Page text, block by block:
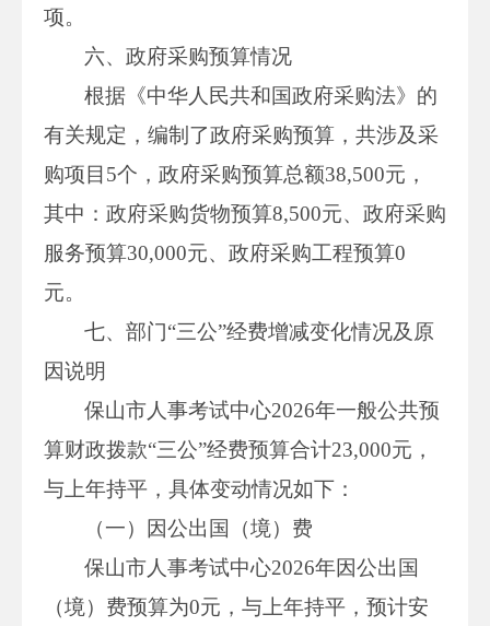
项。
六、政府采购预算情况
根据《中华人民共和国政府采购法》的
有关规定，编制了政府采购预算，共涉及采
购项目5个，政府采购预算总额38,500元，
其中：政府采购货物预算8,500元、政府采购
服务预算30,000元、政府采购工程预算0
元。
七、部门“三公”经费增减变化情况及原
因说明
保山市人事考试中心2026年一般公共预
算财政拨款“三公”经费预算合计23,000元，
与上年持平，具体变动情况如下：
（一）因公出国（境）费
保山市人事考试中心2026年因公出国
（境）费预算为0元，与上年持平，预计安